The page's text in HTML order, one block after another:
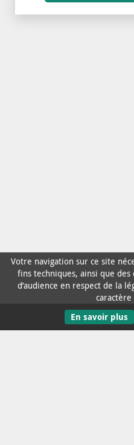
Votre navigation sur ce site
fins techniques, ainsi que
d’audience en respect de la
En savoir plus